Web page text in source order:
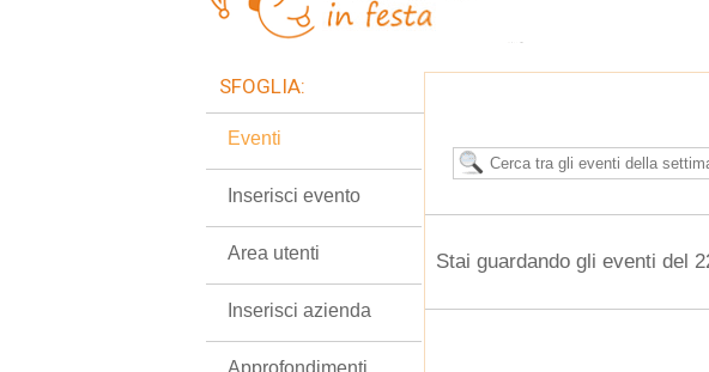
Stai guardando gli eventi del
SFOGLIA:
Eventi
Inserisci evento
Area utenti
Inserisci azienda
Approfondimenti